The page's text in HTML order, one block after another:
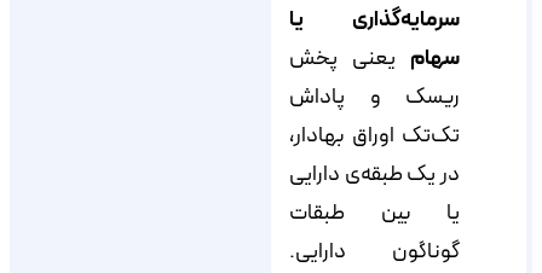
سرمایه‌گذاری یا
سهام یعنی پخش
ریسک و پاداش
تک‌تک اوراق بهادار،
در یک طبقه‌ی دارایی
یا بین طبقات
گوناگون دارایی.